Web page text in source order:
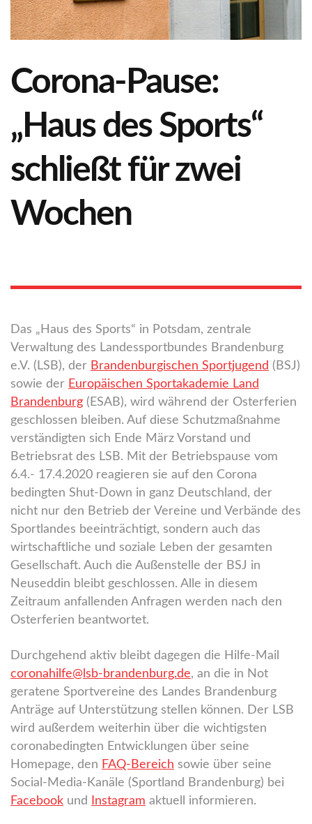
Corona-Pause:
„Haus des Sports“
schließt für zwei
Wochen
Das „Haus des Sports“ in Potsdam, zentrale
Verwaltung des Landessportbundes Brandenburg
e.V. (LSB), der Brandenburgischen Sportjugend (BSJ)
sowie der Europäischen Sportakademie Land
Brandenburg (ESAB), wird während der Osterferien
geschlossen bleiben. Auf diese Schutzmaßnahme
verständigten sich Ende März Vorstand und
Betriebsrat des LSB. Mit der Betriebspause vom
6.4.- 17.4.2020 reagieren sie auf den Corona
bedingten Shut-Down in ganz Deutschland, der
nicht nur den Betrieb der Vereine und Verbände des
Sportlandes beeinträchtigt, sondern auch das
wirtschaftliche und soziale Leben der gesamten
Gesellschaft. Auch die Außenstelle der BSJ in
Neuseddin bleibt geschlossen. Alle in diesem
Zeitraum anfallenden Anfragen werden nach den
Osterferien beantwortet.
Durchgehend aktiv bleibt dagegen die Hilfe-Mail
coronahilfe@lsb-brandenburg.de, an die in Not
geratene Sportvereine des Landes Brandenburg
Anträge auf Unterstützung stellen können. Der LSB
wird außerdem weiterhin über die wichtigsten
coronabedingten Entwicklungen über seine
Homepage, den FAQ-Bereich sowie über seine
Social-Media-Kanäle (Sportland Brandenburg) bei
Facebook und Instagram aktuell informieren.